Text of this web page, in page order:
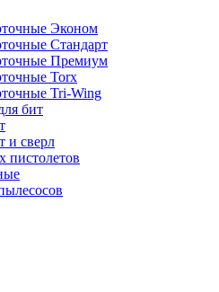
Эконом
Стандарт
Премиум
Torx
Tri-Wing
бит
и сверл
пистолетов